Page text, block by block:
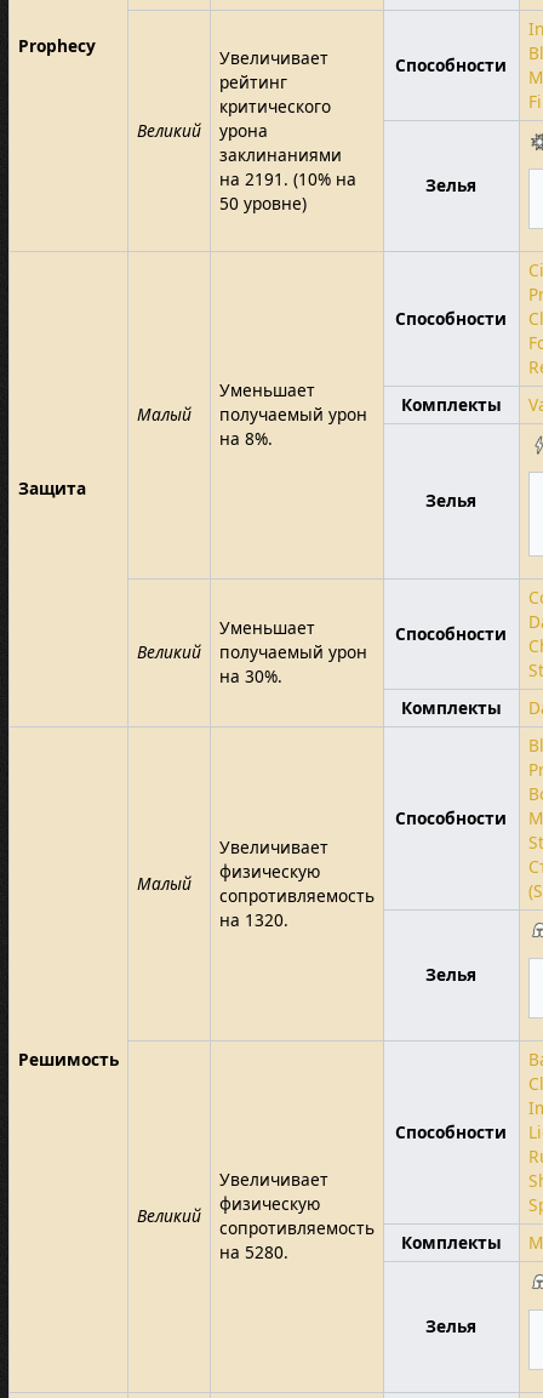
Prophecy
Великий
Увеличивает
рейтинг
критического
урона
заклинаниями
на 2191. (10% на
50 уровне)
Способности
Зелья
Защита
Малый
Уменьшает
получаемый урон
на 8%.
Способности
Комплекты
Зелья
Великий
Уменьшает
получаемый урон
на 30%.
Способности
Комплекты
Решимость
Малый
Увеличивает
физическую
сопротивляемость
на 1320.
Способности
Зелья
Великий
Увеличивает
физическую
сопротивляемость
на 5280.
Способности
Комплекты
Зелья